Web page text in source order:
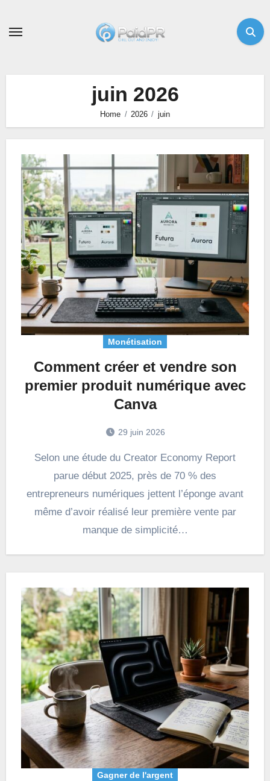
juin 2026
Home 2026 juin
Monétisation
Comment créer et vendre son
premier produit numérique avec
Canva
29 juin 2026
Selon une étude du Creator Economy Report
parue début 2025, près de 70 % des
entrepreneurs numériques jettent l’éponge avant
même d’avoir réalisé leur première vente par
manque de simplicité…
Gagner de l'argent